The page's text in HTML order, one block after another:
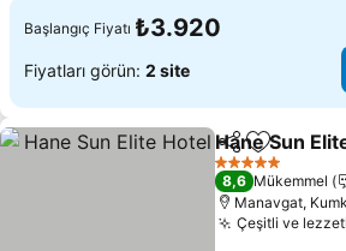
Başlangıç Fiyatı ₺3.920
Fiyatları görün: 2 site
Paylaş
Hane Sun
5 Yıldız
8,6 Mükemmel
Manavgat,
Çeşitli ve